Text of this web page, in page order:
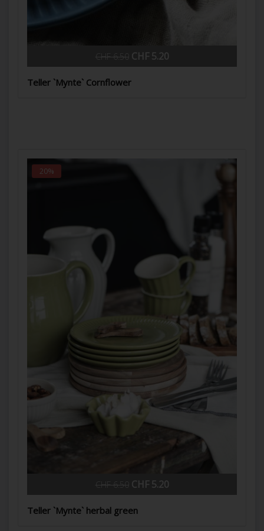
CHF 6.50 CHF 5.20
Teller `Mynte` Cornflower
20%
CHF 6.50 CHF 5.20
Teller `Mynte` herbal green